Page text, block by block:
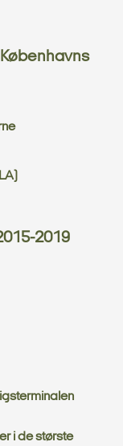
2019
i de største